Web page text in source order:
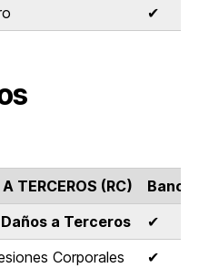
✔
TERCEROS (RC)
a Terceros
✔
Corporales
✔